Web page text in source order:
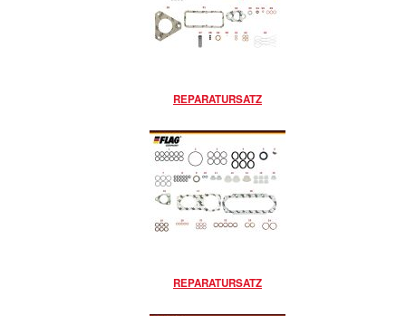
REPARATURSATZ
REPARATURSATZ